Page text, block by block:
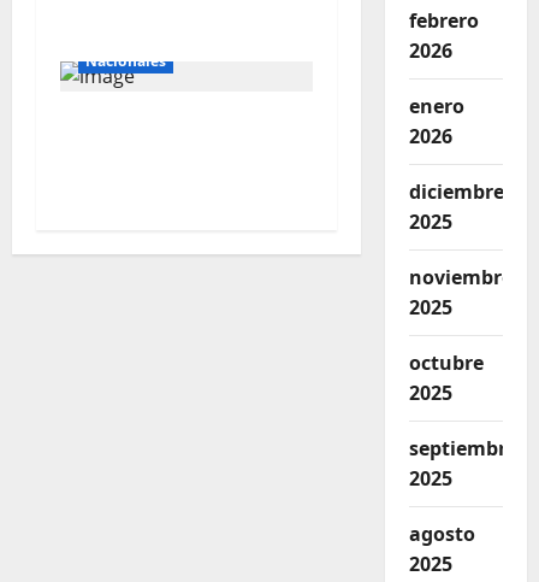
Nacionales
febrero
2026
enero
2026
diciembre
2025
noviembre
2025
octubre
2025
septiembre
2025
agosto
2025